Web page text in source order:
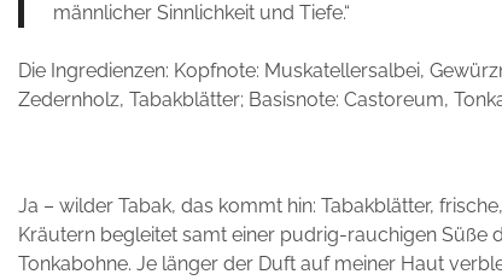
männlicher Sinnlichkeit und Tiefe.“
Die Ingredienzen: Kopfnote: Muskatellersalbei,
Zedernholz, Tabakblätter; Basisnote:Castoreum,
Ja – wilder Tabak, das kommt hin: Tabakblätter,
Kräutern begleitet samt einer pudrig-rauchigen Süße
Tonkabohne. Je länger der Duft auf meiner Haut